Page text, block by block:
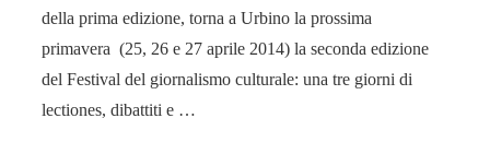
della prima edizione, torna a Urbino la prossima
primavera (25, 26 e 27 aprile 2014) la seconda edizione
del Festival del giornalismo culturale: una tre giorni di
lectiones, dibattiti e …